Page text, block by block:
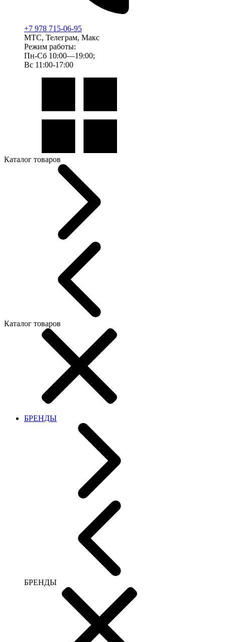
+7 978 715-06-95
МТС, Телеграм, Макс
Режим работы:
Пн-Сб 10:00—19:00;
Вс 11:00-17:00
Каталог товаров
Каталог товаров
БРЕНДЫ
БРЕНДЫ